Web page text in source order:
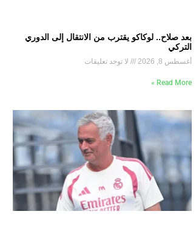
بعد صلاح.. لوكاكو يقترب من الانتقال إلى الدوري
التركي
أغسطس 8, 2026 لا توجد تعليقات
Read More »